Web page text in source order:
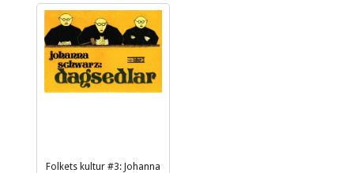
Folkets kultur #3: Johanna